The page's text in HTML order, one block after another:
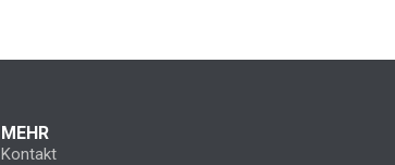
MEHR
Kontakt